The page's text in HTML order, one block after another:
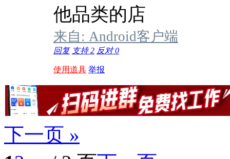
他品类的店
来自: Android客户端
回复 支持2 反对0
使用道具 举报
下一页 »